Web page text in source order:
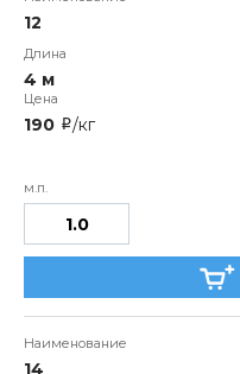
12
4 м
190 i/кг
14